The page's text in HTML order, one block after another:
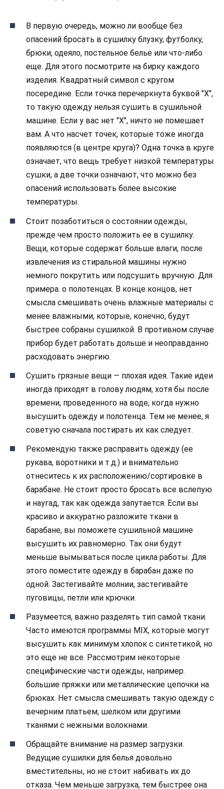
В первую очередь, можно ли вообще без
опасений бросать в сушилку блузку, футболку,
брюки, одеяло, постельное белье или что-либо
еще. Для этого посмотрите на бирку каждого
изделия. Квадратный символ с кругом
посередине. Если точка перечеркнута буквой "X",
то такую одежду нельзя сушить в сушильной
машине. Если у вас нет "Х", ничто не помешает
вам. А что насчет точек, которые тоже иногда
появляются (в центре круга)? Одна точка в круге
означает, что вещь требует низкой температуры
сушки, а две точки означают, что можно без
опасений использовать более высокие
температуры.
Стоит позаботиться о состоянии одежды,
прежде чем просто положить ее в сушилку.
Вещи, которые содержат больше влаги, после
извлечения из стиральной машины нужно
немного покрутить или подсушить вручную. Для
примера. о полотенцах. В конце концов, нет
смысла смешивать очень влажные материалы с
менее влажными, которые, конечно, будут
быстрее собраны сушилкой. В противном случае
прибор будет работать дольше и неоправданно
расходовать энергию.
Сушить грязные вещи — плохая идея. Такие идеи
иногда приходят в голову людям, хотя бы после
времени, проведенного на воде, когда нужно
высушить одежду и полотенца. Тем не менее, я
советую сначала постирать их как следует.
Рекомендую также расправить одежду (ее
рукава, воротники и т.д.) и внимательно
отнеситесь к их расположению/сортировке в
барабане. Не стоит просто бросать все вслепую
и наугад, так как одежда запутается. Если вы
красиво и аккуратно разложите ткани в
барабане, вы поможете сушильной машине
высушить их равномерно. Так они будут
меньше вымываться после цикла работы. Для
этого поместите одежду в барабан даже по
одной. Застегивайте молнии, застегивайте
пуговицы, петли или крючки.
Разумеется, важно разделять тип самой ткани.
Часто имеются программы MIX, которые могут
высушить как минимум хлопок с синтетикой, но
это еще не все. Рассмотрим некоторые
специфические части одежды, например.
большие пряжки или металлические цепочки на
брюках. Нет смысла смешивать такую одежду с
вечерним платьем, шелком или другими
тканями с нежными волокнами.
Обращайте внимание на размер загрузки.
Ведущие сушилки для белья довольно
вместительны, но не стоит набивать их до
отказа. Чем меньше загрузка, тем быстрее она